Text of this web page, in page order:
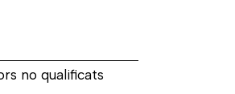
no qualificats